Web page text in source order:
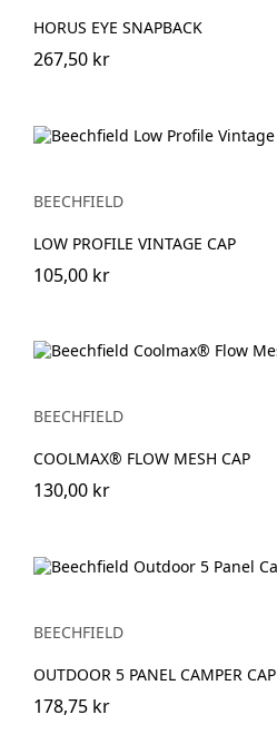
HORUS EYE SNAPBACK
267,50 kr
BEECHFIELD
LOW PROFILE VINTAGE CAP
105,00 kr
BEECHFIELD
COOLMAX® FLOW MESH CAP
130,00 kr
BEECHFIELD
OUTDOOR 5 PANEL CAMPER CAP
178,75 kr